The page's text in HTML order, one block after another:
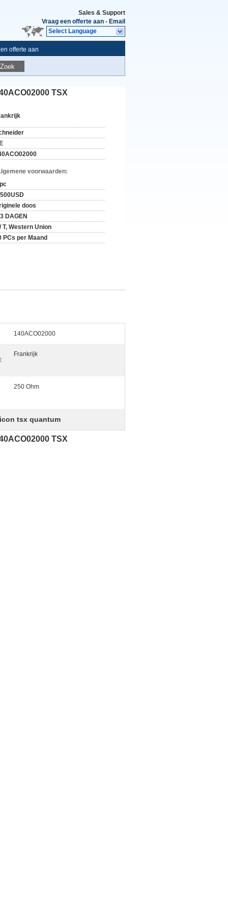
Sales & Support
Vraag een offerte aan - Email
Select Language
offerte aan
Zoek
TSX
voorwaarden:
doos
DAGEN
T, Western Union
PCs per Maand
140ACO02000
Frankrijk
250 Ohm
tsx quantum
TSX